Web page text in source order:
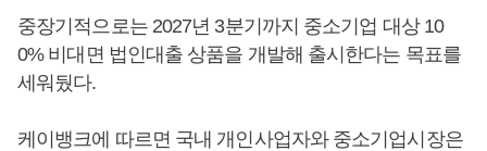
중장기적으로는 2027년 3분기까지 중소기업 대상 10
0% 비대면 법인대출 상품을 개발해 출시한다는 목표를
세워뒀다.
케이뱅크에 따르면 국내 개인사업자와 중소기업시장은